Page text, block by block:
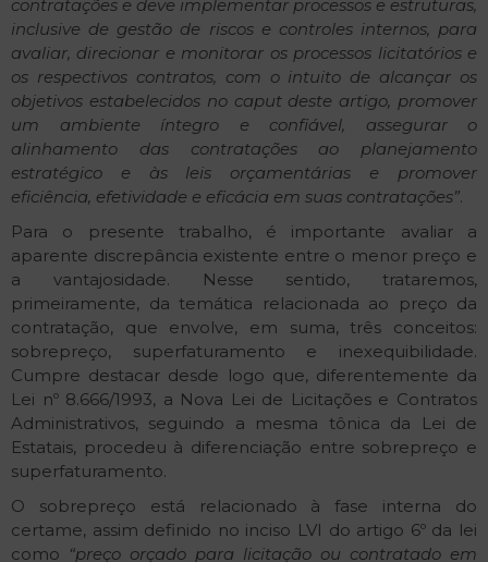
contratações e deve implementar processos e estruturas,
inclusive de gestão de riscos e controles internos, para
avaliar, direcionar e monitorar os processos licitatórios e
os respectivos contratos, com o intuito de alcançar os
objetivos estabelecidos no caput deste artigo, promover
um ambiente íntegro e confiável, assegurar o
alinhamento das contratações ao planejamento
estratégico e às leis orçamentárias e promover
eficiência, efetividade e eficácia em suas contratações”.
Para o presente trabalho, é importante avaliar a
aparente discrepância existente entre o menor preço e
a vantajosidade. Nesse sentido, trataremos,
primeiramente, da temática relacionada ao preço da
contratação, que envolve, em suma, três conceitos:
sobrepreço, superfaturamento e inexequibilidade.
Cumpre destacar desde logo que, diferentemente da
Lei nº 8.666/1993, a Nova Lei de Licitações e Contratos
Administrativos, seguindo a mesma tônica da Lei de
Estatais, procedeu à diferenciação entre sobrepreço e
superfaturamento.
O sobrepreço está relacionado à fase interna do
certame, assim definido no inciso LVI do artigo 6º da lei
como “preço orçado para licitação ou contratado em